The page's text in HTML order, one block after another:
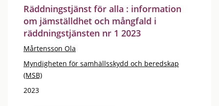
Räddningstjänst för alla : information
om jämställdhet och mångfald i
räddningstjänsten nr 1 2023
Mårtensson Ola
Myndigheten för samhällsskydd och beredskap
(MSB)
2023